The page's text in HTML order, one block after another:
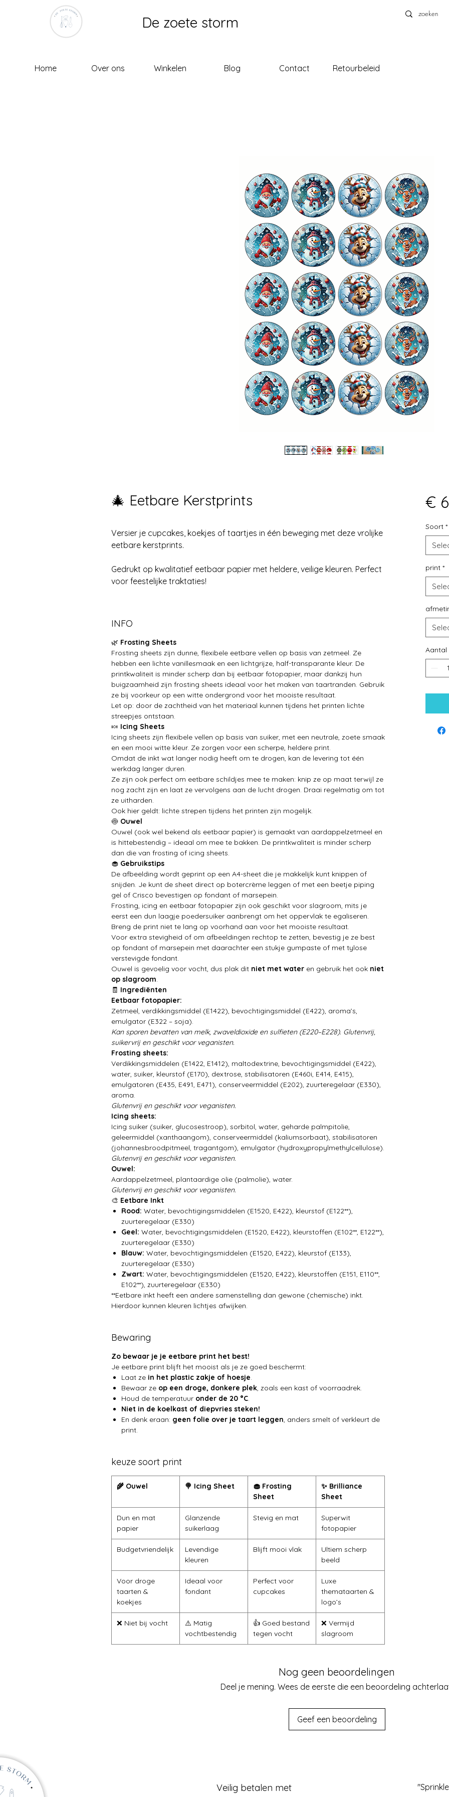
De zoete storm
Home Over ons Winkelen Blog Contact Retourbeleid
🎄 Eetbare Kerstprints
Versier je cupcakes, koekjes of taartjes in één beweging met deze vrolijke
eetbare kerstprints.
Gedrukt op kwalitatief eetbaar papier met heldere, veilige kleuren. Perfect
voor feestelijke traktaties!
INFO
🌿 Frosting Sheets
Frosting sheets zijn dunne, flexibele eetbare vellen op basis van zetmeel. Ze
hebben een lichte vanillesmaak en een lichtgrijze, half-transparante kleur. De
printkwaliteit is minder scherp dan bij eetbaar fotopapier, maar dankzij hun
buigzaamheid zijn frosting sheets ideaal voor het maken van taartranden. Gebruik
ze bij voorkeur op een witte ondergrond voor het mooiste resultaat.
Let op: door de zachtheid van het materiaal kunnen tijdens het printen lichte
streepjes ontstaan.
🍬 Icing Sheets
Icing sheets zijn flexibele vellen op basis van suiker, met een neutrale, zoete smaak
en een mooi witte kleur. Ze zorgen voor een scherpe, heldere print.
Omdat de inkt wat langer nodig heeft om te drogen, kan de levering tot één
werkdag langer duren.
Ze zijn ook perfect om eetbare schildjes mee te maken: knip ze op maat terwijl ze
nog zacht zijn en laat ze vervolgens aan de lucht drogen. Draai regelmatig om tot
ze uitharden.
Ook hier geldt: lichte strepen tijdens het printen zijn mogelijk.
🍥 Ouwel
Ouwel (ook wel bekend als eetbaar papier) is gemaakt van aardappelzetmeel en
is hittebestendig – ideaal om mee te bakken. De printkwaliteit is minder scherp
dan die van frosting of icing sheets.
🧁 Gebruikstips
De afbeelding wordt geprint op een A4-sheet die je makkelijk kunt knippen of
snijden. Je kunt de sheet direct op botercrème leggen of met een beetje piping
gel of Crisco bevestigen op fondant of marsepein.
Frosting, icing en eetbaar fotopapier zijn ook geschikt voor slagroom, mits je
eerst een dun laagje poedersuiker aanbrengt om het oppervlak te egaliseren.
Breng de print niet te lang op voorhand aan voor het mooiste resultaat.
Voor extra stevigheid of om afbeeldingen rechtop te zetten, bevestig je ze best
op fondant of marsepein met daarachter een stukje gumpaste of met tylose
verstevigde fondant.
Ouwel is gevoelig voor vocht, dus plak dit niet met water en gebruik het ook niet
op slagroom
🧾 Ingrediënten
Eetbaar fotopapier:
Zetmeel, verdikkingsmiddel (E1422), bevochtigingsmiddel (E422), aroma’s,
emulgator (E322 – soja).
Kan sporen bevatten van melk, zwaveldioxide en sulfieten (E220–E228). Glutenvrij,
suikervrij en geschikt voor veganisten.
Frosting sheets:
Verdikkingsmiddelen (E1422, E1412), maltodextrine, bevochtigingsmiddel (E422),
water, suiker, kleurstof (E170), dextrose, stabilisatoren (E460i, E414, E415),
emulgatoren (E435, E491, E471), conserveermiddel (E202), zuurteregelaar (E330),
aroma.
Glutenvrij en geschikt voor veganisten.
Icing sheets:
Icing suiker (suiker, glucosestroop), sorbitol, water, geharde palmpitolie,
geleermiddel (xanthaangom), conserveermiddel (kaliumsorbaat), stabilisatoren
(johannesbroodpitmeel, tragantgom), emulgator (hydroxypropylmethylcellulose).
Glutenvrij en geschikt voor veganisten.
Ouwel:
Aardappelzetmeel, plantaardige olie (palmolie), water.
Glutenvrij en geschikt voor veganisten.
🎨 Eetbare Inkt
Rood: Water, bevochtigingsmiddelen (E1520, E422), kleurstof (E122**),
zuurteregelaar (E330)
Geel: Water, bevochtigingsmiddelen (E1520, E422), kleurstoffen (E102**, E122**),
zuurteregelaar (E330)
Blauw: Water, bevochtigingsmiddelen (E1520, E422), kleurstof (E133),
zuurteregelaar (E330)
Zwart: Water, bevochtigingsmiddelen (E1520, E422), kleurstoffen (E151, E110**,
E102**), zuurteregelaar (E330)
**Eetbare inkt heeft een andere samenstelling dan gewone (chemische) inkt.
Hierdoor kunnen kleuren lichtjes afwijken.
Bewaring
Zo bewaar je je eetbare print het best!
Je eetbare print blijft het mooist als je ze goed beschermt:
Laat ze in het plastic zakje of hoesje
Bewaar ze op een droge, donkere plek , zoals een kast of voorraadrek.
Houd de temperatuur onder de 20 °C
Niet in de koelkast of diepvries steken!
En denk eraan: geen folie over je taart leggen , anders smelt of verkleurt de
print.
keuze soort print
🌾 Ouwel 🍭 Icing Sheet
🧁 Frosting
Sheet
✨ Brilliance
Sheet
Dun en mat
papier
Glanzende
suikerlaag
Stevig en mat
Superwit
fotopapier
Budgetvriendelijk
Levendige
kleuren
Blijft mooi vlak
Ultiem scherp
beeld
Voor droge
taarten &
koekjes
Ideaal voor
fondant
Perfect voor
cupcakes
Luxe
themataarten &
logo’s
❌ Niet bij vocht
⚠️ Matig
vochtbestendig
👍 Goed bestand
tegen vocht
❌ Vermijd
slagroom
€
Soort *
print *
Aantal
Nog geen beoordelingen
Deel je mening. Wees de eerste die een beoordeling
Geef een beoordeling
Veilig betalen met